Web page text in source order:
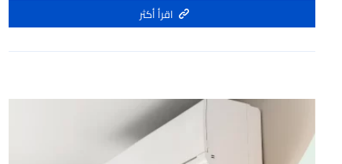
اقرأ أكثر